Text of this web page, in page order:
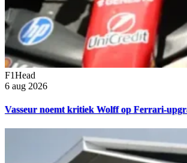
F1Head
6 aug 2026
Vasseur noemt kritiek Wolff op Ferrari-